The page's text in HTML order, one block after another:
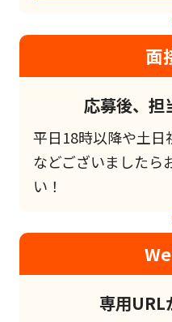
面
応募後、担
平日18時以降や土日
などございましたら
い！
専用URL